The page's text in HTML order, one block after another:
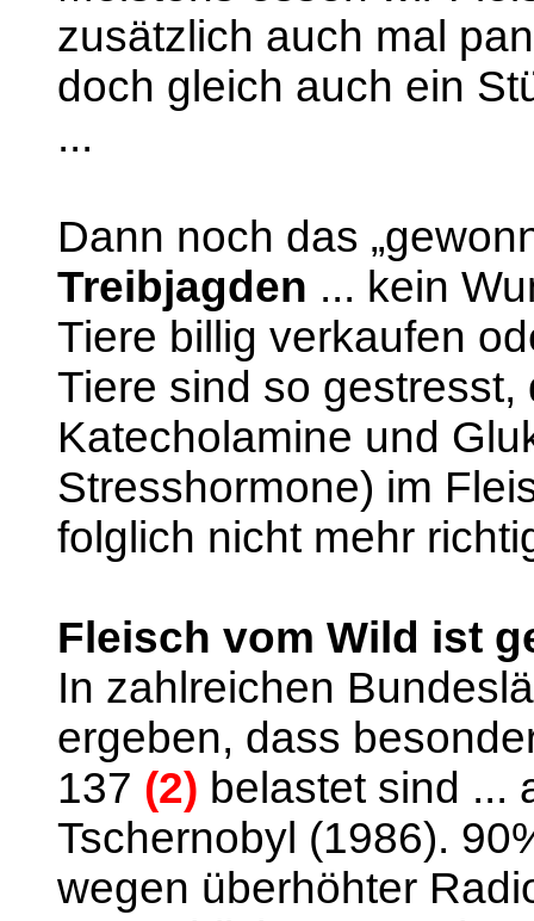
zusätzlich auch mal
doch gleich auch ein
...
Dann noch das
Treibjagden ... kein
Tiere billig verkaufen
Tiere sind so
Katecholamine und
Stresshormone) im
folglich nicht mehr
Fleisch vom Wild ist
In zahlreichen
ergeben, dass
137 (2) belastet sind ...
Tschernobyl (1986).
wegen überhöhter